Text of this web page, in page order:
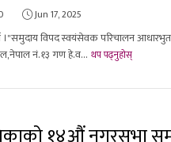
Jun 17, 2025
।"समुदाय विपद स्वयंसेवक परिचालन
नं.१३ गण हे.व... थप पढ्नुहोस्